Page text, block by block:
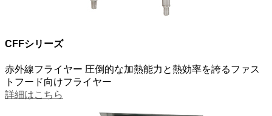
CFFシリーズ
赤外線フライヤー 圧倒的な加熱能力と熱効率を誇るファス
トフード向けフライヤー
詳細はこちら